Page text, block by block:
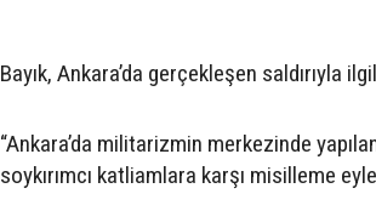
Bayık, Ankara’da gerçekleşen saldırıyla
“Ankara’da militarizmin merkezinde
soykırımcı katliamlara karşı misilleme